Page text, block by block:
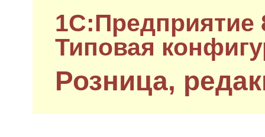
1C:Предприятие
Типовая
Розница,